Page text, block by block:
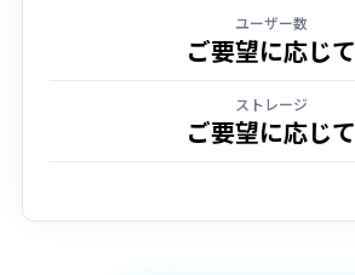
ユーザー数
ご要望に応じて
ストレージ
ご要望に応じて